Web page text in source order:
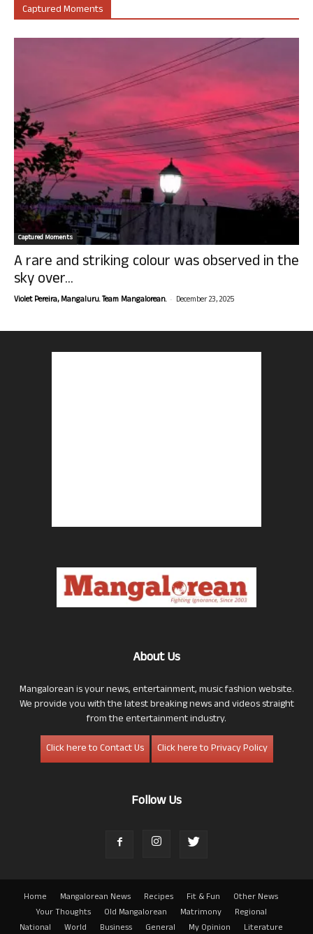
Captured Moments
Captured Moments
A rare and striking colour was observed in the
sky over...
Violet Pereira, Mangaluru. Team Mangalorean. - December 23, 2025
About Us
Mangalorean is your news, entertainment, music fashion website.
We provide you with the latest breaking news and videos straight
from the entertainment industry.
Click here to Contact Us
Click here to Privacy Policy
Follow Us
Home Mangalorean News Recipes Fit & Fun
Other News
Your Thoughts
Old Mangalorean Matrimony
Regional
National
World Business General My Opinion Literature